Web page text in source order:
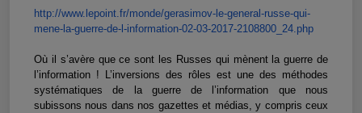
http://www.lepoint.fr/monde/gerasimov-le-general-russe-qui-
mene-la-guerre-de-l-information-02-03-2017-2108800_24.php
Où il s’avère que ce sont les Russes qui mènent la guerre de
l’information ! L’inversions des rôles est une des méthodes
systématiques de la guerre de l’information que nous
subissons nous dans nos gazettes et médias, y compris ceux